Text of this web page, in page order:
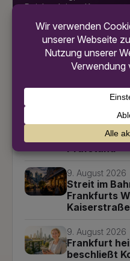
Reiche deinen
Jetzt Beitrag
9. August 2026
Täglich ein
Prüfstand
9. August 2026
Streit im
Frankfurts
9. August 2026
Frankfurt
beschließt